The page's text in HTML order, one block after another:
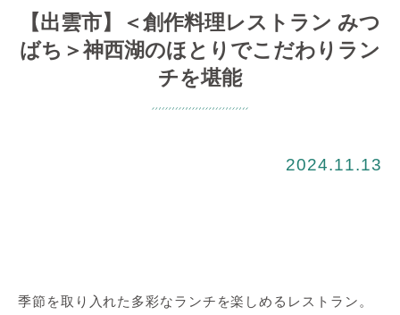
【出雲市】＜創作料理レストラン みつ
ばち＞神西湖のほとりでこだわりラン
チを堪能
2024.11.13
季節を取り入れた多彩なランチを楽しめるレストラン。